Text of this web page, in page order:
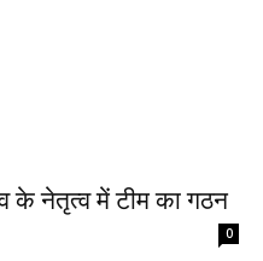
के नेतृत्व में टीम का गठन
0